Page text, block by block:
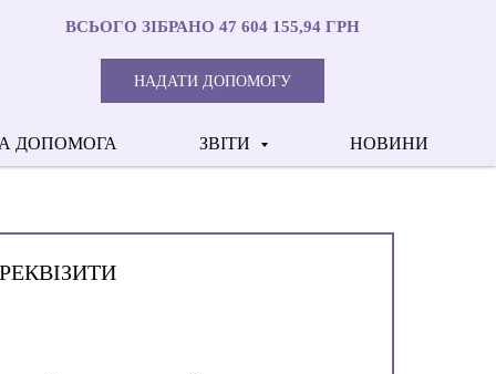
ВСЬОГО ЗІБРАНО 47 604 155,94 ГРН
НАДАТИ ДОПОМОГУ
ДОПОМОГА ЗВІТИ НОВИНИ
РЕКВІЗИТИ